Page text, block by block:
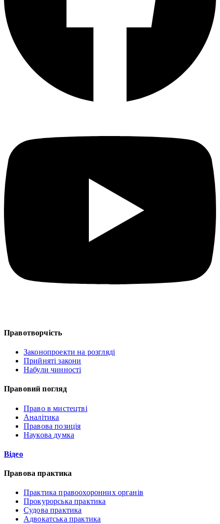
Правотворчість
Законопроекти на розгляді
Прийняті закони
Набули чинності
Правовий погляд
Право в мистецтві
Аналітика
Правова позиція
Наукова думка
Відео
Правова практика
Практика правоохоронних органів
Прокурорська практика
Судова практика
Адвокатська практика